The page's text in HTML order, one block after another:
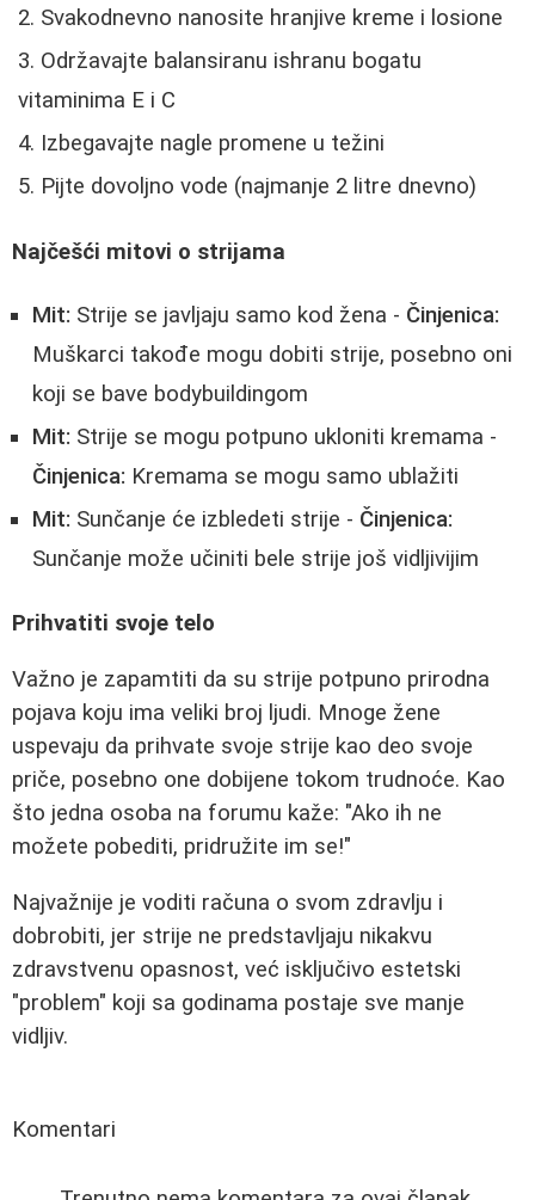
Svakodnevno nanosite hranjive kreme i losione
Održavajte balansiranu ishranu bogatu
vitaminima E i C
Izbegavajte nagle promene u težini
Pijte dovoljno vode (najmanje 2 litre dnevno)
Najčešći mitovi o strijama
Mit: Strije se javljaju samo kod žena - Činjenica:
Muškarci takođe mogu dobiti strije, posebno oni
koji se bave bodybuildingom
Mit: Strije se mogu potpuno ukloniti kremama -
Činjenica: Kremama se mogu samo ublažiti
Mit: Sunčanje će izbledeti strije - Činjenica:
Sunčanje može učiniti bele strije još vidljivijim
Prihvatiti svoje telo
Važno je zapamtiti da su strije potpuno prirodna
pojava koju ima veliki broj ljudi. Mnoge žene
uspevaju da prihvate svoje strije kao deo svoje
priče, posebno one dobijene tokom trudnoće. Kao
što jedna osoba na forumu kaže: "Ako ih ne
možete pobediti, pridružite im se!"
Najvažnije je voditi računa o svom zdravlju i
dobrobiti, jer strije ne predstavljaju nikakvu
zdravstvenu opasnost, već isključivo estetski
"problem" koji sa godinama postaje sve manje
vidljiv.
Komentari